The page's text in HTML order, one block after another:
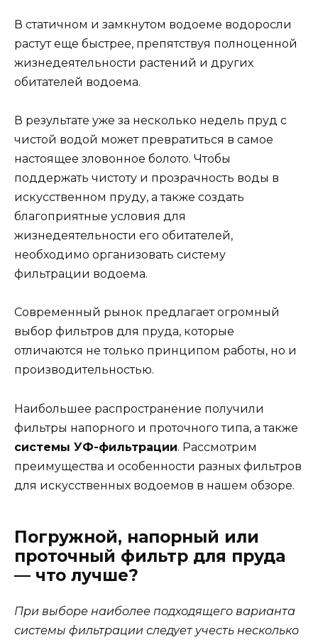
В статичном и замкнутом водоеме водоросли
растут еще быстрее, препятствуя полноценной
жизнедеятельности растений и других
обитателей водоема.
В результате уже за несколько недель пруд с
чистой водой может превратиться в самое
настоящее зловонное болото. Чтобы
поддержать чистоту и прозрачность воды в
искусственном пруду, а также создать
благоприятные условия для
жизнедеятельности его обитателей,
необходимо организовать систему
фильтрации водоема.
Современный рынок предлагает огромный
выбор фильтров для пруда, которые
отличаются не только принципом работы, но и
производительностью.
Наибольшее распространение получили
фильтры напорного и проточного типа, а также
системы УФ-фильтрации. Рассмотрим
преимущества и особенности разных фильтров
для искусственных водоемов в нашем обзоре.
Погружной, напорный или
проточный фильтр для пруда
— что лучше?
При выборе наиболее подходящего варианта
системы фильтрации следует учесть несколько